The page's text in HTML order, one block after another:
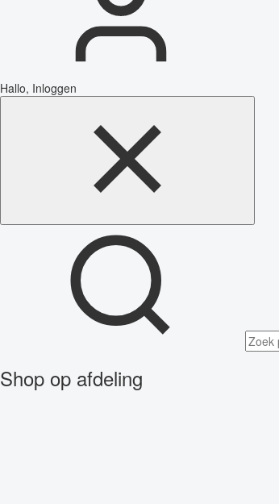
Hallo, Inloggen
Shop op afdeling